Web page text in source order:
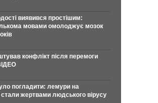
виявився простішим:
мовами омолоджує мозок
конфлікт після перемоги
погладити: лемури на
стали жертвами людського вірусу